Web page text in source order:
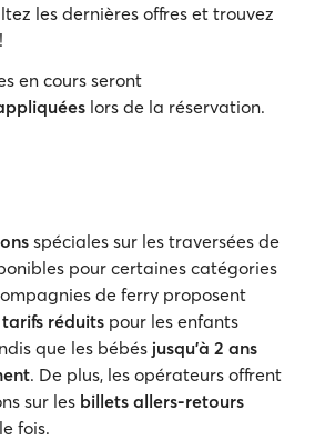
les dernières offres et trouvez
en cours seront
lors de la réservation.
spéciales sur les traversées de
pour certaines catégories
de ferry proposent
tarifs réduits pour les enfants
que les bébés jusqu’à 2 ans
. De plus, les opérateurs offrent
sur les billets allers-retours
fois.